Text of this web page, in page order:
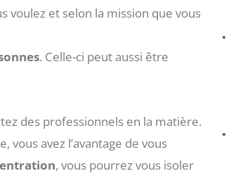
voulez et selon la mission que vous
. Celle-ci peut aussi être
des professionnels en la matière.
avez l’avantage de vous
, vous pourrez vous isoler